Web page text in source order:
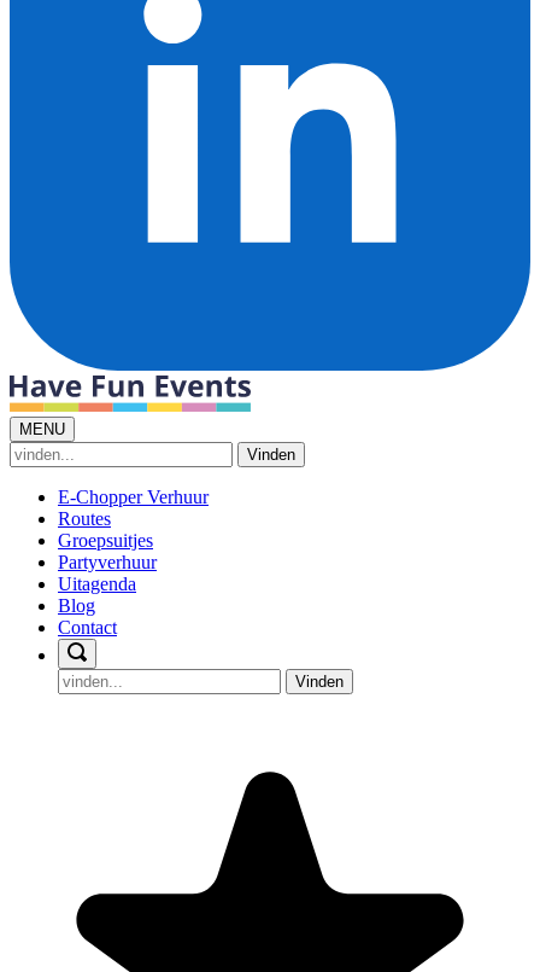
MENU
Vinden
E-Chopper Verhuur
Routes
Groepsuitjes
Partyverhuur
Uitagenda
Blog
Contact
Vinden